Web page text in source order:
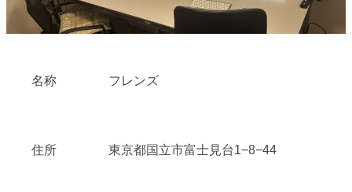
名称 フレンズ
住所 東京都国立市富士見台1−8−44